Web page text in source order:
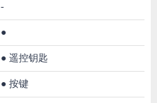
-
●
● 遥控钥匙
● 按键